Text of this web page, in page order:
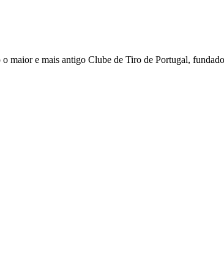
maior e mais antigo Clube de Tiro de Portugal,